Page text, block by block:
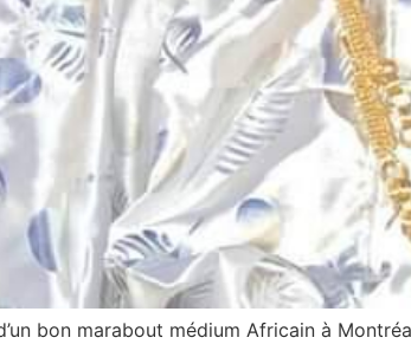
bon marabout médium Africain à